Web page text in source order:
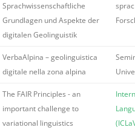
Sprachwissenschaftliche
Grundlagen und Aspekte der
digitalen Geolinguistik
VerbaAlpina – geolinguistica
digitale nella zona alpina
The FAIR Principles - an
important challenge to
variational linguistics